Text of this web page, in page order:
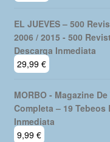
EL JUEVES – 500
2006 / 2015 - 500
Descarga Inmediata
29,99 €
MORBO - Magazine
Completa – 19 Tebeos
Inmediata
9,99 €